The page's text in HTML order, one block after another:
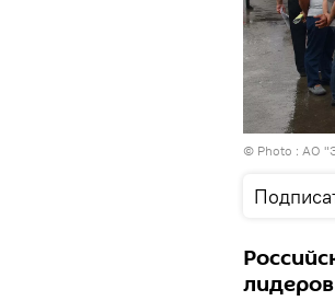
© Photo : АО